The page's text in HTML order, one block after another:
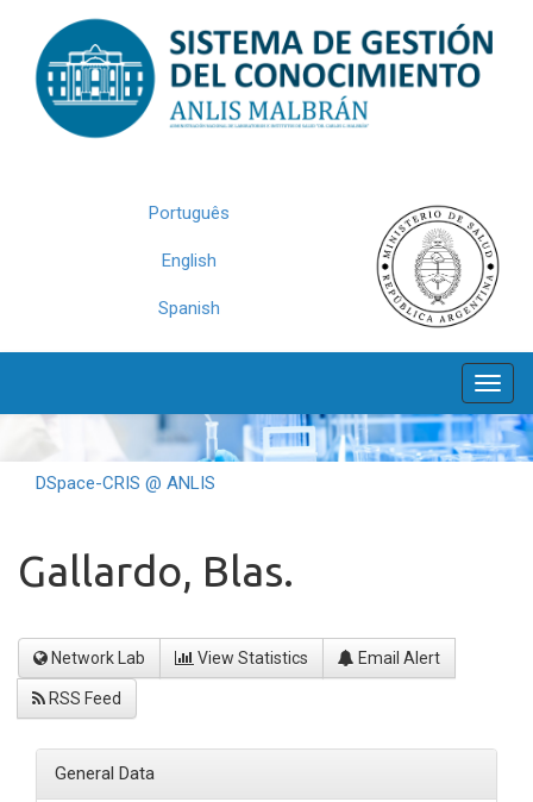
navigation
Português
English
Spanish
DSpace-CRIS @ ANLIS
Gallardo, Blas.
Network Lab View Statistics Email Alert
RSS Feed
General Data